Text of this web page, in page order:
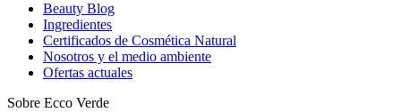
Beauty Blog
Ingredientes
Certificados de Cosmética Natural
Nosotros y el medio ambiente
Ofertas actuales
Sobre Ecco Verde